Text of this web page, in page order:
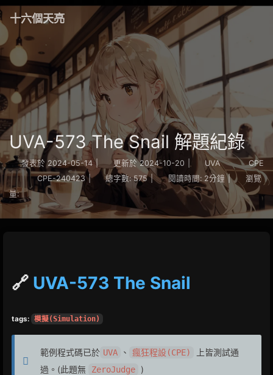
十六個天亮
UVA-573 The Snail 解題紀錄
發表於 2024-05-14 | 更新於 2024-10-20 UVA
CPE
CPE-240423 | 總字數: 575 | 閱讀時間: 2分鐘 |
瀏覽
量:
🔗 UVA-573 The Snail
tags: 模擬(Simulation)
範例程式碼已於 UVA 、 瘋狂程設(CPE)
上皆測試通
過。(此題無
ZeroJudge )